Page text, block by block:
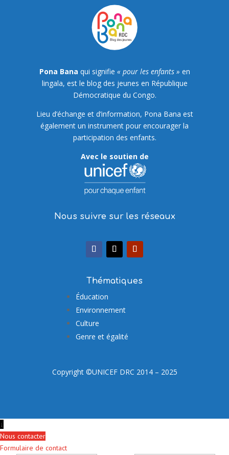
Pona Bana qui signifie « pour les enfants » en
lingala, est le blog des jeunes en République
Démocratique du Congo.
Lieu d’échange et d’information, Pona Bana est
également un instrument pour encourager la
participation des enfants.
Avec le soutien de
Nous suivre sur les réseaux
Thématiques
Éducation
Environnement
Culture
Genre et égalité
Copyright ©UNICEF DRC 2014 – 2025
↓
Nous contacter
Formulaire de contact